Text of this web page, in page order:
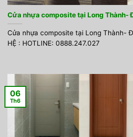
Cửa nhựa composite tại Long Thành-
Cửa nhựa composite tại Long Thành-
HỆ : HOTLINE: 0888.247.027
06
Th6